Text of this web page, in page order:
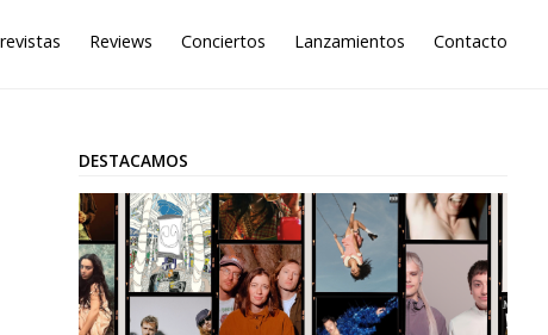
Reviews Conciertos Lanzamientos Contacto
DESTACAMOS